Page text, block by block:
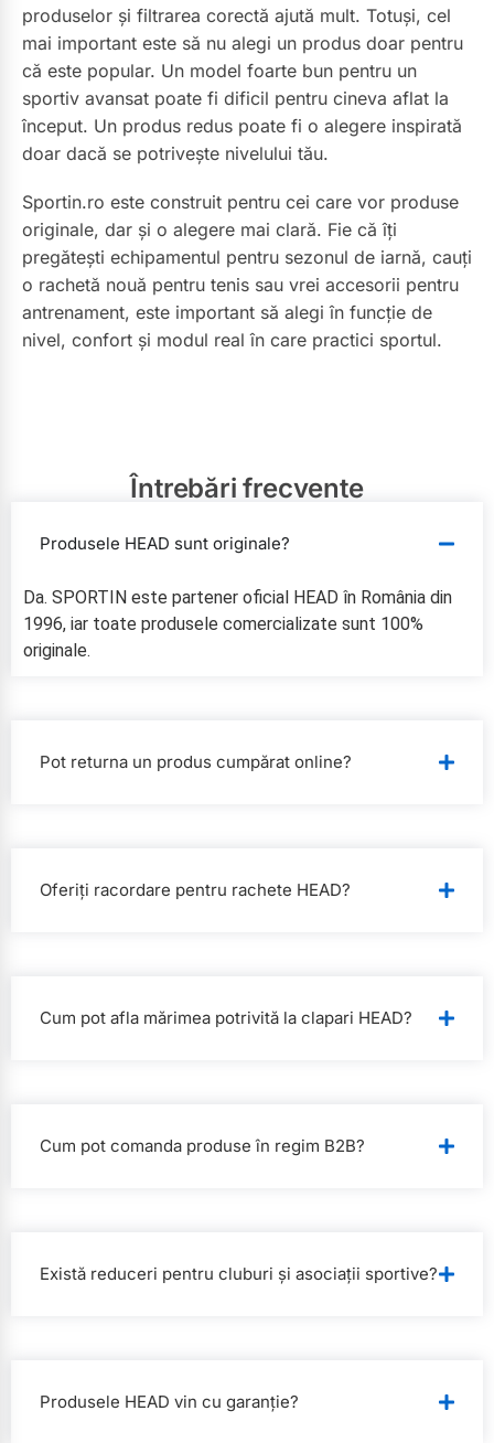
produselor și filtrarea corectă ajută mult. Totuși, cel
mai important este să nu alegi un produs doar pentru
că este popular. Un model foarte bun pentru un
sportiv avansat poate fi dificil pentru cineva aflat la
început. Un produs redus poate fi o alegere inspirată
doar dacă se potrivește nivelului tău.
Sportin.ro este construit pentru cei care vor produse
originale, dar și o alegere mai clară. Fie că îți
pregătești echipamentul pentru sezonul de iarnă, cauți
o rachetă nouă pentru tenis sau vrei accesorii pentru
antrenament, este important să alegi în funcție de
nivel, confort și modul real în care practici sportul.
Întrebări frecvente
Produsele HEAD sunt originale?
Da. SPORTIN este partener oficial HEAD în România din
1996, iar toate produsele comercializate sunt 100%
originale.
Pot returna un produs cumpărat online?
Oferiți racordare pentru rachete HEAD?
Cum pot afla mărimea potrivită la clapari HEAD?
Cum pot comanda produse în regim B2B?
Există reduceri pentru cluburi și asociații sportive?
Produsele HEAD vin cu garanție?